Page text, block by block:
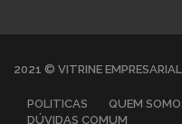
2021 © VITRINE
POLITICAS QUEM
DÚVIDAS COMUM